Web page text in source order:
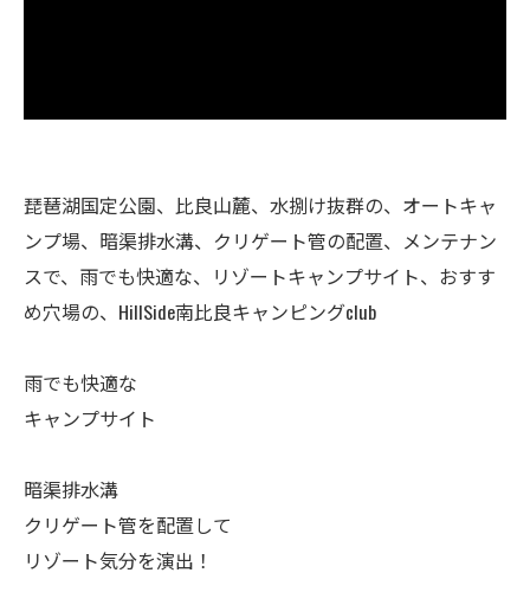
琵琶湖国定公園、比良山麓、水捌け抜群の、オートキャ
ンプ場、暗渠排水溝、クリゲート管の配置、メンテナン
スで、雨でも快適な、リゾートキャンプサイト、おすす
め穴場の、HillSide南比良キャンピングclub
雨でも快適な
キャンプサイト
暗渠排水溝
クリゲート管を配置して
リゾート気分を演出！